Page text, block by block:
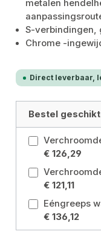
metalen
S-verbindingen,
Chrome -
Direct leverbaar,
Bestel
€ 126,29
€ 121,11
€ 136,12